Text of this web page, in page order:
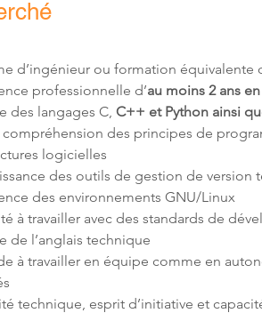
professionnelle d’au moins 2 ans
des langages C, C++ et Python ainsi
compréhension des principes de
de l’anglais technique
à travailler en équipe comme en
technique, esprit d’initiative et